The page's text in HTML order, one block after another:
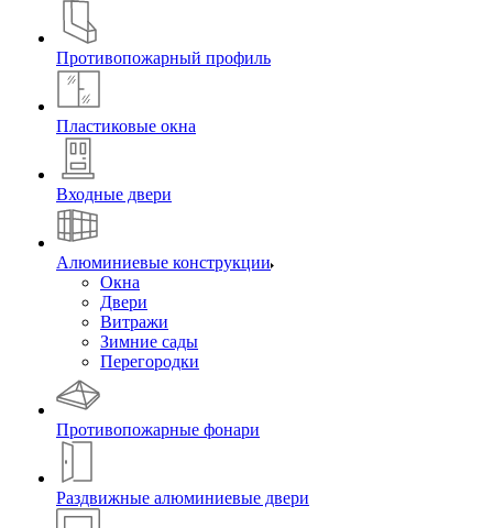
Противопожарный профиль
Пластиковые окна
Входные двери
Алюминиевые конструкции
Окна
Двери
Витражи
Зимние сады
Перегородки
Противопожарные фонари
Раздвижные алюминиевые двери